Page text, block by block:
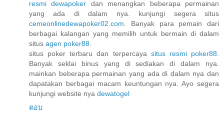
resmi dewapoker dan menangkan beberapa permainan
yang ada di dalam nya. kunjungi segera situs
cemeonlinedewapoker02.com . Banyak para pemain dari
berbagai kalangan yang memilih untuk bermain di dalam
situs agen poker88
situs poker terbaru dan terpercaya situs resmi poker88
Banyak seklai binus yang di sediakan di dalam nya.
mainkan beberapa permainan yang ada di dalam nya dan
dapatakan berbagai macam keuntungan nya. Ayo segera
kunjungi website nya dewatogel
ตอบ